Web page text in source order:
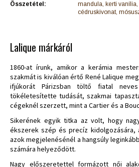
Összetétel:
mandula, kerti
cédruskivonat,
Lalique márkáról
1860-at írunk, amikor a kerámia
szakmát is kiválóan értő René Lalique
ifjúkorát Párizsban töltő fiatal
tökéletesítette tudását, szakmai
cégeknél szerzett, mint a Cartier és a
Sikerének egyik titka az volt, hogy
ékszerek szép és precíz kidolgozására,
azok megjelenésénél a hangsúly
számára helyeződött.
Nagy előszeretettel formázott női